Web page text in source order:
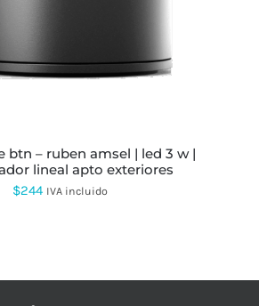
SE
PÁGINA
DE
PRODUCTO
lineal apto exteriores
$244 IVA incluido